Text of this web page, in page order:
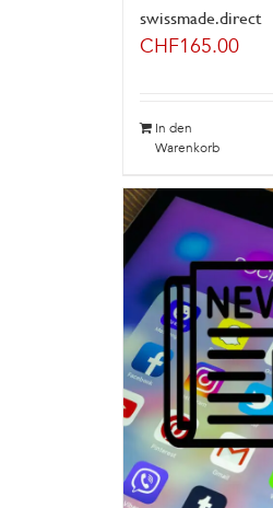
swissmade.direct
CHF165.00
In den
Warenkorb